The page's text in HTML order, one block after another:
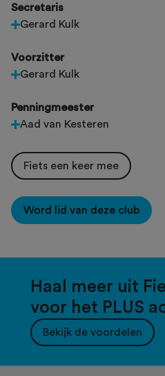
Secretaris
Gerard Kulk
Voorzitter
Gerard Kulk
Penningmeester
Aad van Kesteren
Fiets een keer mee
Word lid van deze club
Haal meer uit
voor het PLUS
Bekijk de voordelen